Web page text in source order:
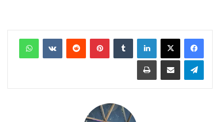
لينكدإن بينتيريست